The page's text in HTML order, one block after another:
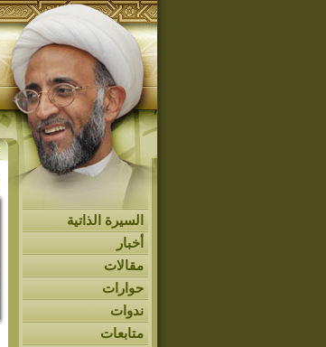
السيرة الذاتية
أخبار
مقالات
حوارات
ندوات
متابعات